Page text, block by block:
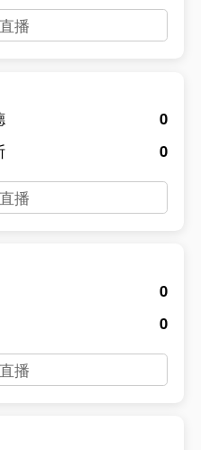
播
0
0
播
0
0
播